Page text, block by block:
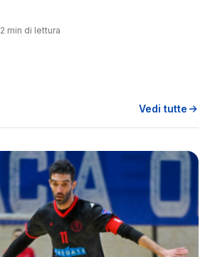
2 min di lettura
Vedi tutte